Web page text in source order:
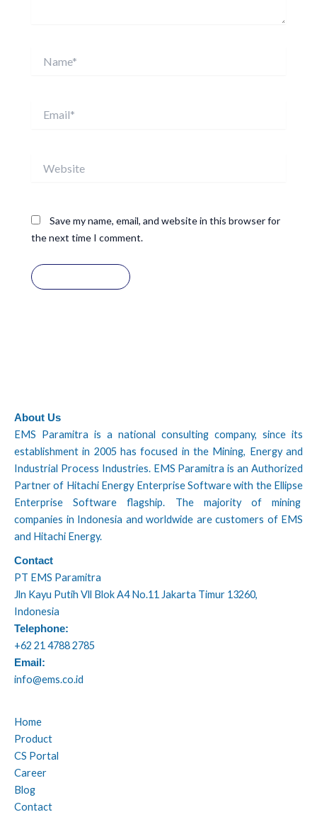
Save my name, email, and website in this browser for
the next time I comment.
About Us
EMS Paramitra is a national consulting company, since its
establishment in 2005 has focused in the Mining, Energy and
Industrial Process Industries. EMS Paramitra is an Authorized
Partner of Hitachi Energy Enterprise Software with the Ellipse
Enterprise Software flagship. The majority of mining
companies in Indonesia and worldwide are customers of EMS
and Hitachi Energy.
Contact
PT EMS Paramitra
Jln Kayu Putih Vll Blok A4 No.11 Jakarta Timur 13260,
Indonesia
Telephone:
+62 21 4788 2785
Email:
info@ems.co.id
Home
Product
CS Portal
Career
Blog
Contact